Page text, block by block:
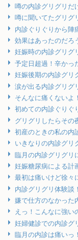
噂の内診グリグリだ
噂に聞いてたグリグ
内診ぐりぐりから陣
効果はあったのだろ
妊娠時の内診グリグ
予定日超過！辛かっ
妊娠後期の内診グリ
涙が出る内診グリグ
そんなに痛くないよ
初めての内診ぐりぐ
グリグリしたらその
初産のときの私の内
いきなりの内診グリ
臨月の内診グリグリ
妊娠糖尿病による計
最初は痛いけど徐々
内診グリグリ体験談！
嫌で仕方のなかった
えっ！こんなに強い
妊婦健診での内診グ
臨月の内診は痛いっ！